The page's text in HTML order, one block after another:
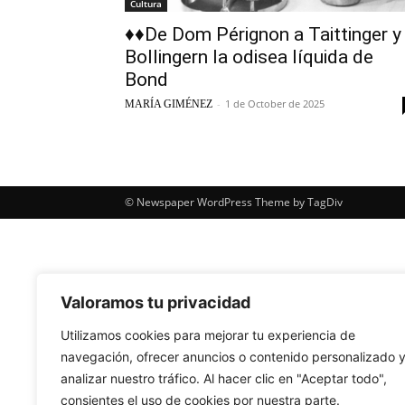
Valoramos tu privacidad
Utilizamos cookies para mejorar tu experiencia de
navegación, ofrecer anuncios o contenido personalizado y
analizar nuestro tráfico. Al hacer clic en "Aceptar todo",
consientes el uso de cookies por nuestra parte.
Cultura
♦♦De Dom Pérignon a Taittinger y
Bollingern la odisea líquida de
Bond
MARÍA GIMÉNEZ - 1 de October de 2025
© Newspaper WordPress Theme by TagDiv